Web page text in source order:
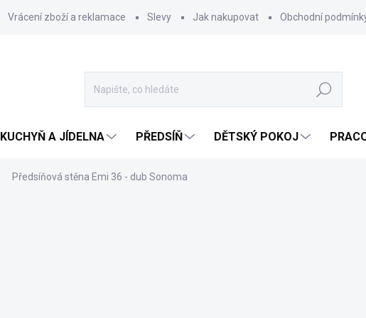
Vrácení zboží a reklamace Slevy Jak nakupovat Obchodní
Hledat
KUCHYŇ A JÍDELNA PŘEDSÍŇ DĚTSKÝ POKOJ
Předsíňová stěna Emi 36 - dub Sonoma